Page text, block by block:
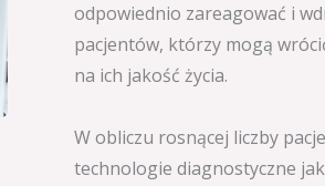
odpowiednio zareagować i
pacjentów, którzy mogą
na ich jakość życia.
W obliczu rosnącej liczby
technologie diagnostyczne